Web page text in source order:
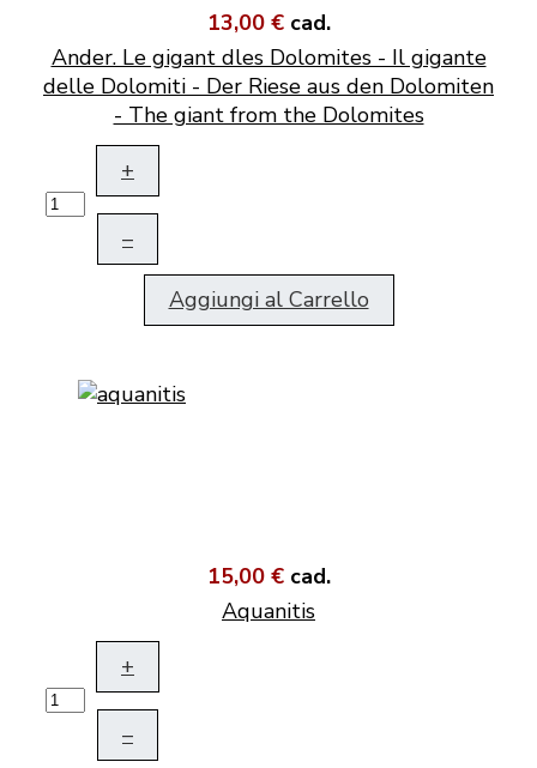
13,00 € cad.
Ander. Le gigant dles Dolomites - Il gigante
delle Dolomiti - Der Riese aus den Dolomiten
- The giant from the Dolomites
+
–
Aggiungi al Carrello
15,00 € cad.
Aquanitis
+
–